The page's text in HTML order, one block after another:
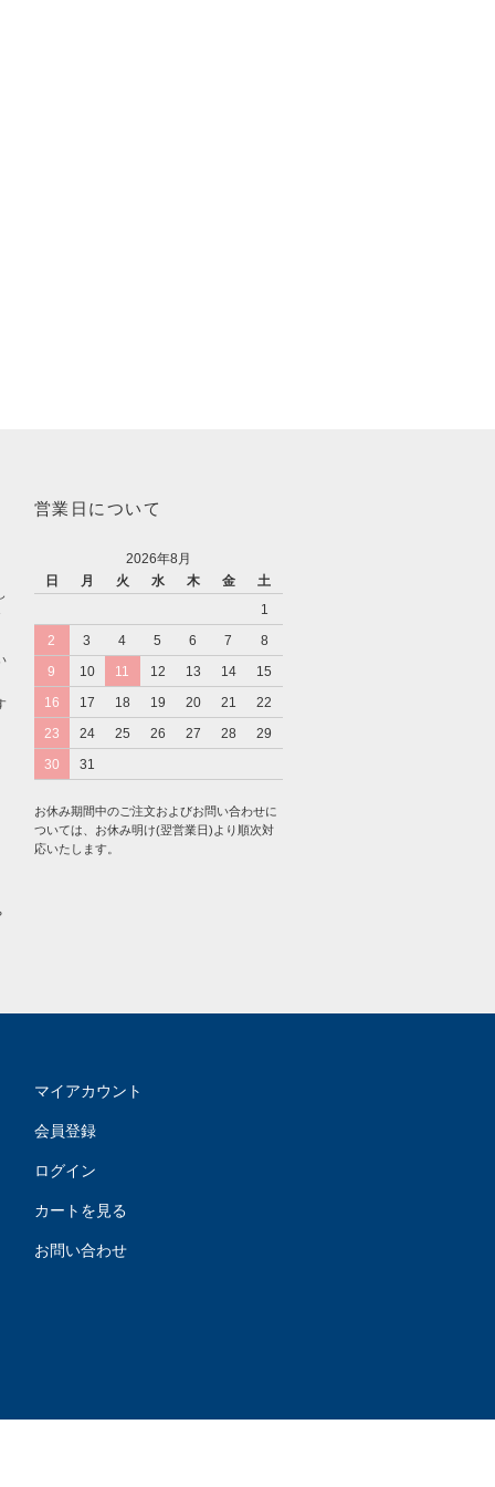
営業日について
2026年8月
日
月 火 水 木 金
土
1
2 3 4 5 6 7 8
9 10 11 12 13 14 15
16 17 18 19 20 21 22
23 24 25 26 27 28 29
30 31
お休み期間中のご注文およびお問い合わせに
ついては、お休み明け(翌営業日)より順次対
応いたします。
マイアカウント
会員登録
ログイン
カートを見る
お問い合わせ